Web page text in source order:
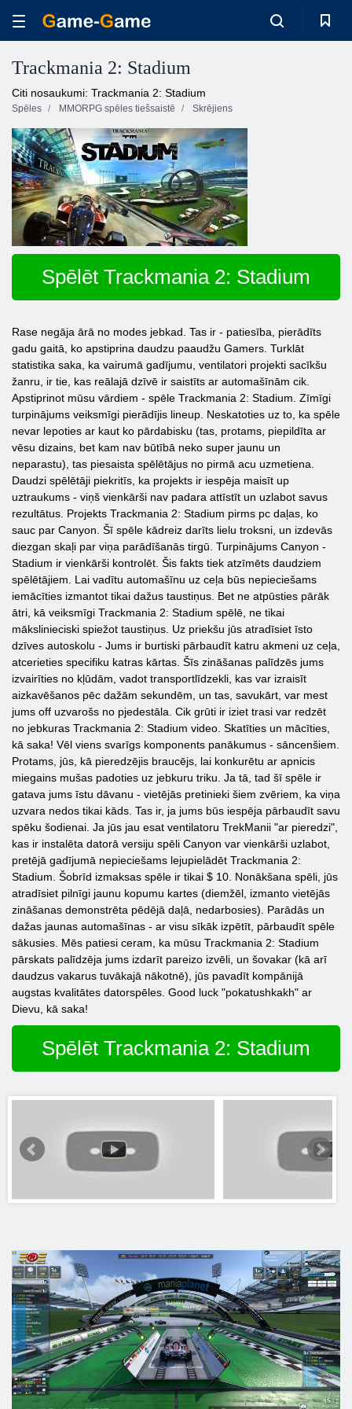
Trackmania 2: Stadium
Citi nosaukumi: Trackmania 2: Stadium
Spēles MMORPG spēles tiešsaistē Skrējiens
Spēlēt Trackmania 2: Stadium
Rase negāja ārā no modes jebkad. Tas ir - patiesība, pierādīts
gadu gaitā, ko apstiprina daudzu paaudžu Gamers. Turklāt
statistika saka, ka vairumā gadījumu, ventilatori projekti sacīkšu
žanru, ir tie, kas reālajā dzīvē ir saistīts ar automašīnām cik.
Apstiprinot mūsu vārdiem - spēle Trackmania 2: Stadium. Zīmīgi
turpinājums veiksmīgi pierādījis lineup. Neskatoties uz to, ka spēle
nevar lepoties ar kaut ko pārdabisku (tas, protams, piepildīta ar
vēsu dizains, bet kam nav būtībā neko super jaunu un
neparastu), tas piesaista spēlētājus no pirmā acu uzmetiena.
Daudzi spēlētāji piekritīs, ka projekts ir iespēja maisīt up
uztraukums - viņš vienkārši nav padara attīstīt un uzlabot savus
rezultātus. Projekts Trackmania 2: Stadium pirms pc daļas, ko
sauc par Canyon. Šī spēle kādreiz darīts lielu troksni, un izdevās
diezgan skaļi par viņa parādīšanās tirgū. Turpinājums Canyon -
Stadium ir vienkārši kontrolēt. Šis fakts tiek atzīmēts daudziem
spēlētājiem. Lai vadītu automašīnu uz ceļa būs nepieciešams
iemācīties izmantot tikai dažus taustiņus. Bet ne atpūsties pārāk
ātri, kā veiksmīgi Trackmania 2: Stadium spēlē, ne tikai
mākslinieciski spiežot taustiņus. Uz priekšu jūs atradīsiet īsto
dzīves autoskolu - Jums ir burtiski pārbaudīt katru akmeni uz ceļa,
atcerieties specifiku katras kārtas. Šīs zināšanas palīdzēs jums
izvairīties no kļūdām, vadot transportlīdzekli, kas var izraisīt
aizkavēšanos pēc dažām sekundēm, un tas, savukārt, var mest
jums off uzvarošs no pjedestāla. Cik grūti ir iziet trasi var redzēt
no jebkuras Trackmania 2: Stadium video. Skatīties un mācīties,
kā saka! Vēl viens svarīgs komponents panākumus - sāncenšiem.
Protams, jūs, kā pieredzējis braucējs, lai konkurētu ar apnicis
miegains mušas padoties uz jebkuru triku. Ja tā, tad šī spēle ir
gatava jums īstu dāvanu - vietējās pretinieki šiem zvēriem, ka viņa
uzvara nedos tikai kāds. Tas ir, ja jums būs iespēja pārbaudīt savu
spēku šodienai. Ja jūs jau esat ventilatoru TrekManii "ar pieredzi",
kas ir instalēta datorā versiju spēli Canyon var vienkārši uzlabot,
pretējā gadījumā nepieciešams lejupielādēt Trackmania 2:
Stadium. Šobrīd izmaksas spēle ir tikai $ 10. Nonākšana spēli, jūs
atradīsiet pilnīgi jaunu kopumu kartes (diemžēl, izmanto vietējās
zināšanas demonstrēta pēdējā daļā, nedarbosies). Parādās un
dažas jaunas automašīnas - ar visu sīkāk izpētīt, pārbaudīt spēle
sākusies. Mēs patiesi ceram, ka mūsu Trackmania 2: Stadium
pārskats palīdzēja jums izdarīt pareizo izvēli, un šovakar (kā arī
daudzus vakarus tuvākajā nākotnē), jūs pavadīt kompānijā
augstas kvalitātes datorspēles. Good luck "pokatushkakh" ar
Dievu, kā saka!
Spēlēt Trackmania 2: Stadium